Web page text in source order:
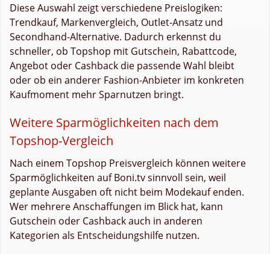
Diese Auswahl zeigt verschiedene Preislogiken:
Trendkauf, Markenvergleich, Outlet-Ansatz und
Secondhand-Alternative. Dadurch erkennst du
schneller, ob Topshop mit Gutschein, Rabattcode,
Angebot oder Cashback die passende Wahl bleibt
oder ob ein anderer Fashion-Anbieter im konkreten
Kaufmoment mehr Sparnutzen bringt.
Weitere Sparmöglichkeiten nach dem
Topshop-Vergleich
Nach einem Topshop Preisvergleich können weitere
Sparmöglichkeiten auf Boni.tv sinnvoll sein, weil
geplante Ausgaben oft nicht beim Modekauf enden.
Wer mehrere Anschaffungen im Blick hat, kann
Gutschein oder Cashback auch in anderen
Kategorien als Entscheidungshilfe nutzen.